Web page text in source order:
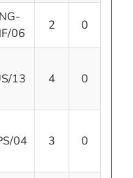
06
2 0
13 4 0
04 3 0